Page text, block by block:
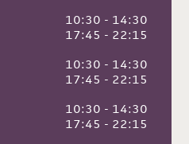
10:30 - 14:30
17:45 - 22:15
10:30 - 14:30
17:45 - 22:15
10:30 - 14:30
17:45 - 22:15